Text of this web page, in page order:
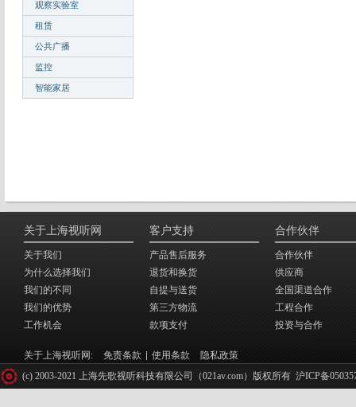
观察实验室
租赁
公共广播
监控
智能家居
关于上海视听网
关于我们
为什么选择我们
我们的不同
我们的优势
工作机会
客户支持
产品售后服务
退货和换货
自提与送货
第三方物流
款项支付
合作伙伴
合作伙伴
供应商
全国渠道合作
工程合作
投资与合作
关于上海视听网: 免责条款 使用条款
隐私政策
(c) 2003-2021 上海先歌视听科技有限公司（021av.com）版权所有 沪ICP备